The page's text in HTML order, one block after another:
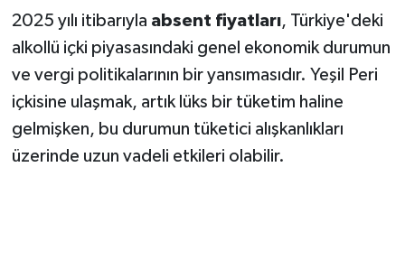
2025 yılı itibarıyla absent fiyatları, Türkiye'deki
alkollü içki piyasasındaki genel ekonomik durumun
ve vergi politikalarının bir yansımasıdır. Yeşil Peri
içkisine ulaşmak, artık lüks bir tüketim haline
gelmişken, bu durumun tüketici alışkanlıkları
üzerinde uzun vadeli etkileri olabilir.